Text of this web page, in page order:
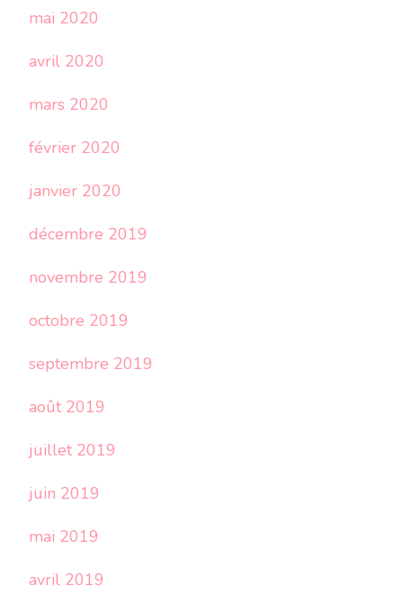
mai 2020
avril 2020
mars 2020
février 2020
janvier 2020
décembre 2019
novembre 2019
octobre 2019
septembre 2019
août 2019
juillet 2019
juin 2019
mai 2019
avril 2019